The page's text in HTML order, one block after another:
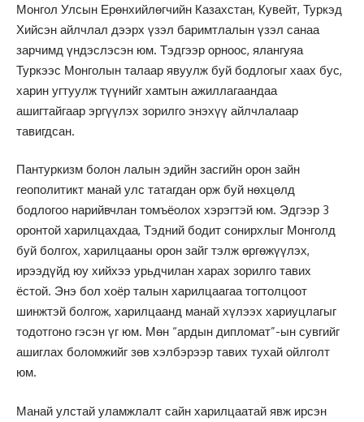
Монгол Улсын Ерөнхийлөгчийн Казахстан, Кувейт, Туркэд
Хийсэн айлчлал дээрх үзэл баримтлалын үзэл санаа
зарчимд үндэслэсэн юм. Тэдгээр орноос, ялангуяа
Туркээс Монголын талаар явуулж буй бодлогыг хаах бус,
харин угтуулж түүнийг хамтын ажиллагаандаа
ашигтайгаар эргүүлэх зорилго энэхүү айлчлалаар
тавигдсан.
Пантуркизм болон лалын эдийн засгийн орон зайн
геополитикт манай улс татагдан орж буй нөхцөлд
бодлогоо нарийвчлан томъёолох хэрэгтэй юм. Эдгээр 3
оронтой харилцахдаа, Тэдний бодит сонирхлыг Монголд
буй болгох, харилцааны орон зайг тэлж өргөжүүлэх,
ирээдүйд юу хийхээ урьдчилан харах зорилго тавих
ёстой. Энэ бол хоёр талын харилцаагаа тогтолцоот
шинжтэй болгож, харилцаанд манай хүлээх хариуцлагыг
тодотгоно гэсэн үг юм. Мөн “ардын дипломат”-ын сувгийг
ашиглах боломжийг зөв хэлбэрээр тавих тухай ойлголт
юм.
Манай улстай уламжлалт сайн харилцаатай явж ирсэн